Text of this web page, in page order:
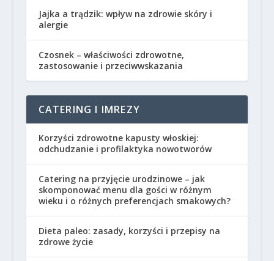
Jajka a trądzik: wpływ na zdrowie skóry i
alergie
Czosnek – właściwości zdrowotne,
zastosowanie i przeciwwskazania
CATERING I IMREZY
Korzyści zdrowotne kapusty włoskiej:
odchudzanie i profilaktyka nowotworów
Catering na przyjęcie urodzinowe – jak
skomponować menu dla gości w różnym
wieku i o różnych preferencjach smakowych?
Dieta paleo: zasady, korzyści i przepisy na
zdrowe życie